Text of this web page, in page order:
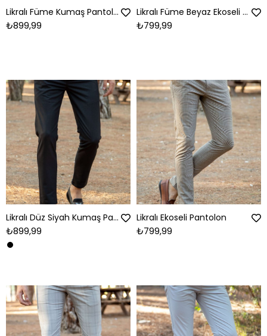
Likralı Füme Kumaş Pantolon
₺899,99
Likralı Füme Beyaz Ekoseli Kumaş Pantolon
₺799,99
Likralı Düz Siyah Kumaş Pantolon
₺899,99
Likralı Ekoseli Pantolon
₺799,99